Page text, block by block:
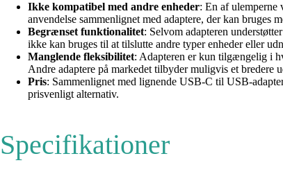
Ikke kompatibel med andre enheder: En af ulemperne
anvendelse sammenlignet med adaptere, der kan bruges
Begrænset funktionalitet: Selvom adapteren
ikke kan bruges til at tilslutte andre typer enheder eller
Manglende fleksibilitet: Adapteren er kun tilgængelig i
Andre adaptere på markedet tilbyder muligvis et bredere
Pris: Sammenlignet med lignende USB-C til USB-
prisvenligt alternativ.
Specifikationer